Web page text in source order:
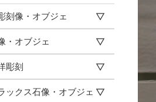
刻像・オブジェ
・オブジェ
彫刻
ックス石像・オブジェ